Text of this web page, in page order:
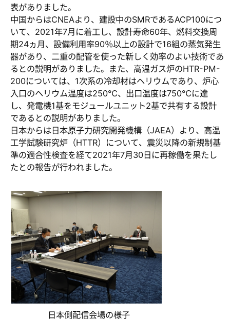
表がありました。
中国からはCNEAより、建設中のSMRであるACP100につ
いて、2021年7月に着工し、設計寿命60年、燃料交換周
期24ヵ月、設備利用率90％以上の設計で16組の蒸気発生
器があり、二重の配管を使った新しく効率のよい技術であ
るとの説明がありました。また、高温ガス炉のHTR-PM-
200については、1次系の冷却材はヘリウムであり、炉心
入口のヘリウム温度は250℃、出口温度は750℃に達
し、発電機1基をモジュールユニット2基で共有する設計
であるとの説明がありました。
日本からは日本原子力研究開発機構（JAEA）より、高温
工学試験研究炉（HTTR）について、震災以降の新規制基
準の適合性検査を経て2021年7月30日に再稼働を果たし
たとの報告が行われました。
日本側配信会場の様子